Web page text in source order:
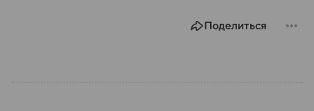
Разбираемся, как устроена Госдума, какие
Поделиться